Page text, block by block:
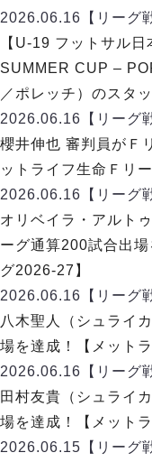
クラブ
チケット
メディア情報
フットサル日本代表
その他
順位表
戦績表
警告・退場・出場
個人ランキング｜
個人ランキング｜シ
個人ランキング｜
個人ランキング｜
メットライフ
試合日程
順位表
戦績表
警告・退場・出場
個人ランキング｜ゴ
個人ランキング｜
個人ランキング｜
個人ランキング｜第
メットライフ生
エスポラーダ北
バルドラール浦
フウガドールす
しながわシティ
立川アスレテ
ペスカドーラ町
湘南ベルマーレ
ボアルース長野
名古屋オーシャ
シュライカー大
ボルクバレット
バサジィ大分
メットライフ生
ヴォスクオーレ
マルバ水戸FC
チケットを買
アリーナ情報
リーグ概要
リーグ概要
日本フットサルリー
大会概要
リーグ要項
クラブライセンス
アリーナ観戦マナー
過去の記録
過去の試合記録
ディビジョン1 試合
ディビジョン2 試合
Ｆリーグカップ 試合
リーグ統計デー
プロジェクト
ABeam AWARD
DIVISION01
2026.06.16 【リーグ
【U-19 フットサル
SUMMER CUP –
／ポレッチ）のスタ
2026.06.16 【リーグ
櫻井伸也 審判員がＦ
ットライフ生命Ｆリ
2026.06.16 【リーグ
オリベイラ・アルト
ーグ通算200試合出
グ2026-27】
2026.06.16 【リーグ
八木聖人（シュライ
場を達成！【メット
2026.06.16 【リーグ
田村友貴（シュライ
場を達成！【メット
2026.06.15 【リーグ